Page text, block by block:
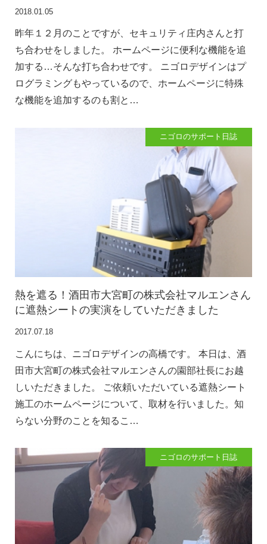
2018.01.05
昨年１２月のことですが、セキュリティ庄内さんと打
ち合わせをしました。 ホームページに便利な機能を追
加する…そんな打ち合わせです。 ニゴロデザインはプ
ログラミングもやっているので、ホームページに特殊
な機能を追加するのも割と…
熱を遮る！酒田市大宮町の株式会社マルエンさん
に遮熱シートの実演をしていただきました
ニゴロのサポート日誌
2017.07.18
こんにちは、ニゴロデザインの高橋です。 本日は、酒
田市大宮町の株式会社マルエンさんの園部社長にお越
しいただきました。 ご依頼いただいている遮熱シート
施工のホームページについて、取材を行いました。知
らない分野のことを知るこ…
ニゴロのサポート日誌